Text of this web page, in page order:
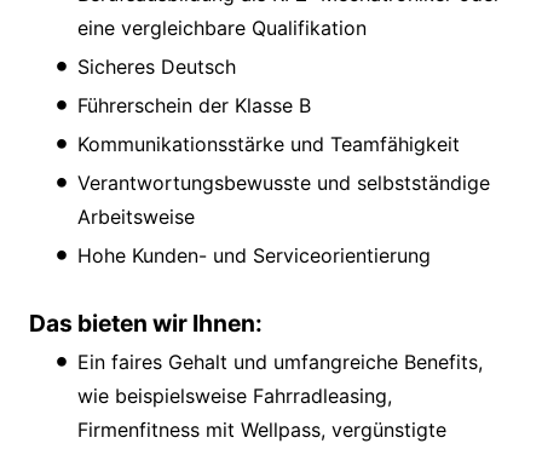
eine vergleichbare Qualifikation
Sicheres Deutsch
Führerschein der Klasse B
Kommunikationsstärke und Teamfähigkeit
Verantwortungsbewusste und selbstständige
Arbeitsweise
Hohe Kunden- und Serviceorientierung
Das bieten wir Ihnen:
Ein faires Gehalt und umfangreiche Benefits,
wie beispielsweise Fahrradleasing,
Firmenfitness mit Wellpass, vergünstigte